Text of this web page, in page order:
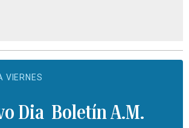
VIERNES
Boletín A.M.